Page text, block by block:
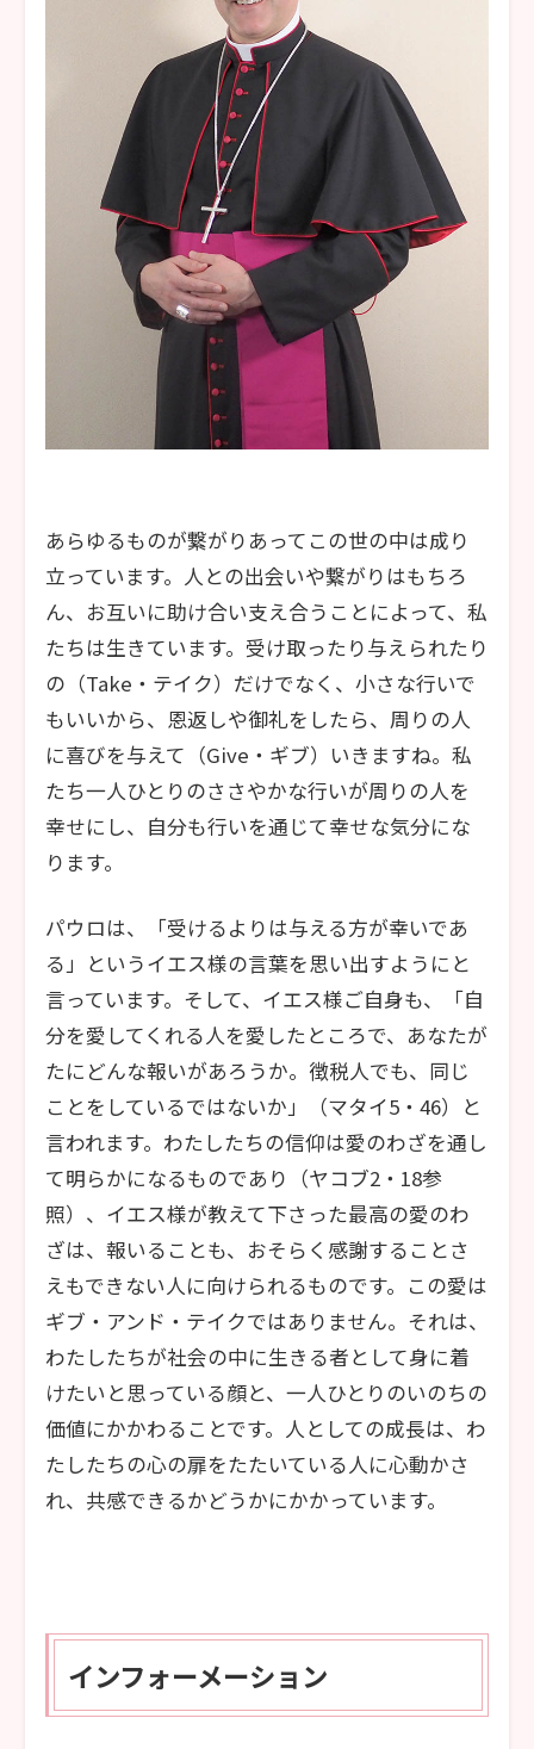
あらゆるものが繋がりあってこの世の中は成り
立っています。人との出会いや繋がりはもちろ
ん、お互いに助け合い支え合うことによって、私
たちは生きています。受け取ったり与えられたり
の（Take・テイク）だけでなく、小さな行いで
もいいから、恩返しや御礼をしたら、周りの人
に喜びを与えて（Give・ギブ）いきますね。私
たち一人ひとりのささやかな行いが周りの人を
幸せにし、自分も行いを通じて幸せな気分にな
ります。
パウロは、「受けるよりは与える方が幸いであ
る」というイエス様の言葉を思い出すようにと
言っています。そして、イエス様ご自身も、「自
分を愛してくれる人を愛したところで、あなたが
たにどんな報いがあろうか。徴税人でも、同じ
ことをしているではないか」（マタイ5・46）と
言われます。わたしたちの信仰は愛のわざを通し
て明らかになるものであり（ヤコブ2・18参
照）、イエス様が教えて下さった最高の愛のわ
ざは、報いることも、おそらく感謝することさ
えもできない人に向けられるものです。この愛は
ギブ・アンド・テイクではありません。それは、
わたしたちが社会の中に生きる者として身に着
けたいと思っている顔と、一人ひとりのいのちの
価値にかかわることです。人としての成長は、わ
たしたちの心の扉をたたいている人に心動かさ
れ、共感できるかどうかにかかっています。
インフォーメーション